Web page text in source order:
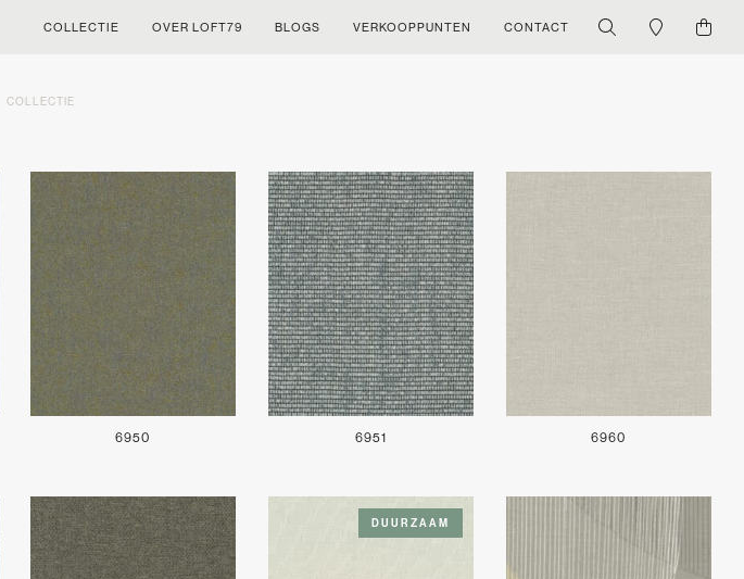
COLLECTIE OVER LOFT79 BLOGS VERKOOPPUNTEN CONTACT
COLLECTIE
6950 6951 6960
DUURZAAM